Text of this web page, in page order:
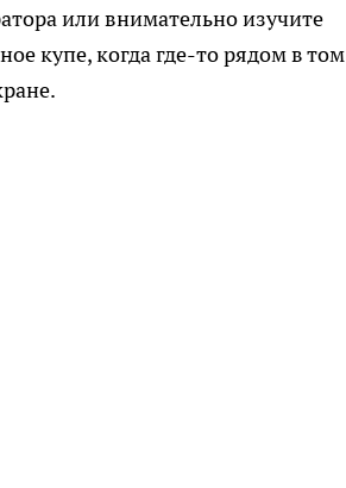
или внимательно изучите
купе, когда где-то рядом в том